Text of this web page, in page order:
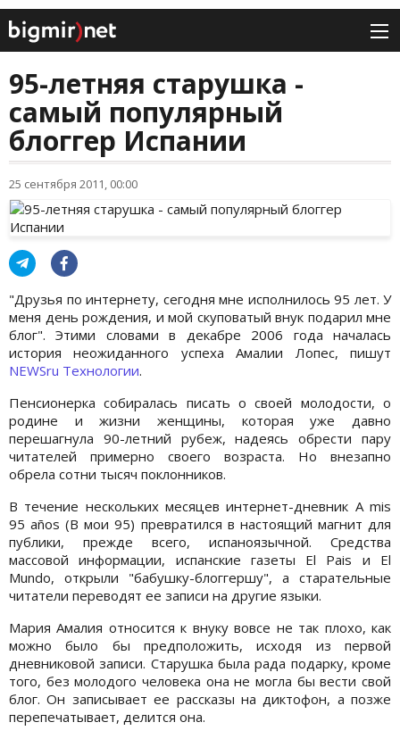
95-летняя старушка -
самый популярный
блоггер Испании
25 сентября 2011, 00:00
"Друзья по интернету, сегодня мне исполнилось 95 лет. У
меня день рождения, и мой скуповатый внук подарил мне
блог". Этими словами в декабре 2006 года началась
история неожиданного успеха Амалии Лопес, пишут
NEWSru Технологии.
Пенсионерка собиралась писать о своей молодости, о
родине и жизни женщины, которая уже давно
перешагнула 90-летний рубеж, надеясь обрести пару
читателей примерно своего возраста. Но внезапно
обрела сотни тысяч поклонников.
В течение нескольких месяцев интернет-дневник A mis
95 años (В мои 95) превратился в настоящий магнит для
публики, прежде всего, испаноязычной. Средства
массовой информации, испанские газеты El Pais и El
Mundo, открыли "бабушку-блоггершу", а старательные
читатели переводят ее записи на другие языки.
Мария Амалия относится к внуку вовсе не так плохо, как
можно было бы предположить, исходя из первой
дневниковой записи. Старушка была рада подарку, кроме
того, без молодого человека она не могла бы вести свой
блог. Он записывает ее рассказы на диктофон, а позже
перепечатывает, делится она.